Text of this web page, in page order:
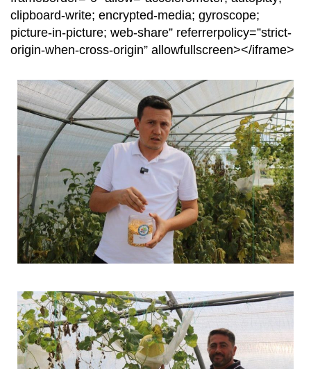
clipboard-write; encrypted-media; gyroscope;
picture-in-picture; web-share” referrerpolicy=”strict-
origin-when-cross-origin” allowfullscreen></iframe>